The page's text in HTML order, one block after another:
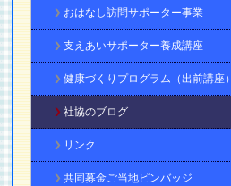
おはなし訪問サポーター事業
支えあいサポーター養成講座
健康づくりプログラム（出前講座）
社協のブログ
リンク
共同募金ご当地ピンバッジ